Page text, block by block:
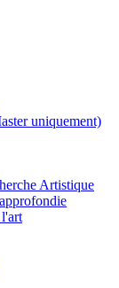
uniquement)
Artistique
l'art